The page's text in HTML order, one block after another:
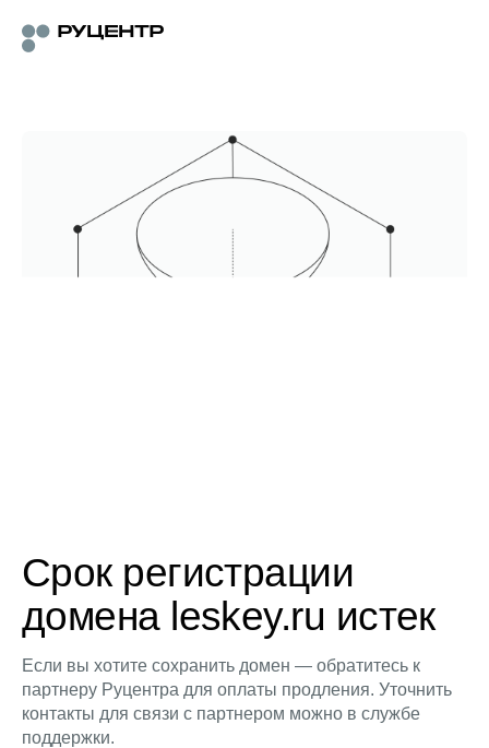
Срок регистрации
домена leskey.ru истек
Если вы хотите сохранить домен — обратитесь к
партнеру Руцентра для оплаты продления. Уточнить
контакты для связи с партнером можно в службе
поддержки.